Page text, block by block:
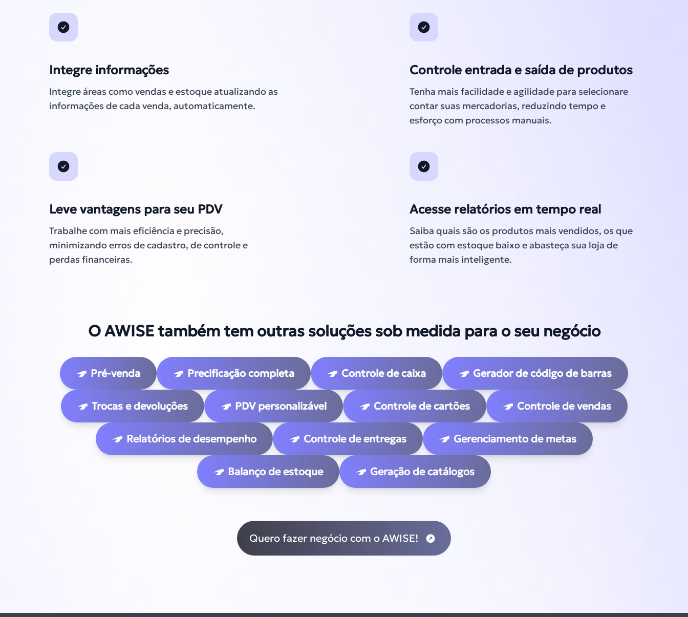
Integre informações
Integre áreas como vendas e estoque atualizando as
informações de cada venda, automaticamente.
Controle entrada e saída de produtos
Tenha mais facilidade e agilidade para selecionare
contar suas mercadorias, reduzindo tempo e
esforço com processos manuais.
Leve vantagens para seu PDV
Trabalhe com mais eficiência e precisão,
minimizando erros de cadastro, de controle e
perdas financeiras.
Acesse relatórios em tempo real
Saiba quais são os produtos mais vendidos, os que
estão com estoque baixo e abasteça sua loja de
forma mais inteligente.
O AWISE também tem outras soluções sob medida para o seu negócio
Pré-venda Precificação completa Controle de caixa Gerador de código de barras
Trocas e devoluções PDV personalizável Controle de cartões Controle de vendas
Relatórios de desempenho Controle de entregas Gerenciamento de metas
Balanço de estoque Geração de catálogos
Quero fazer negócio com o AWISE!